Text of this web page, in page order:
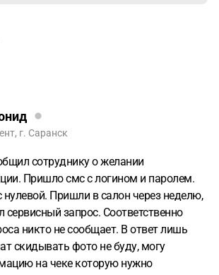
г. Саранск
сотруднику о желании
Пришло смс с логином и паролем.
нулевой. Пришли в салон через неделю,
сервисный запрос. Соответственно
никто не сообщает. В ответ лишь
скидывать фото не буду, могу
на чеке которую нужно